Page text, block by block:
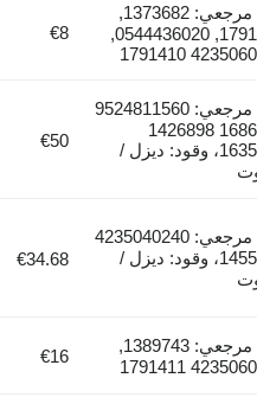
رقم مرجعي: 1373682,
1791409, 0544436020,
4235060010
€8
رقم مرجعي: 9524811560
1686008 1426898
1635893، وقود: ديزل /
€50
رقم مرجعي: 4235040240
1455280، وقود: ديزل /
€34.68
رقم مرجعي: 1389743,
4235060220
€16